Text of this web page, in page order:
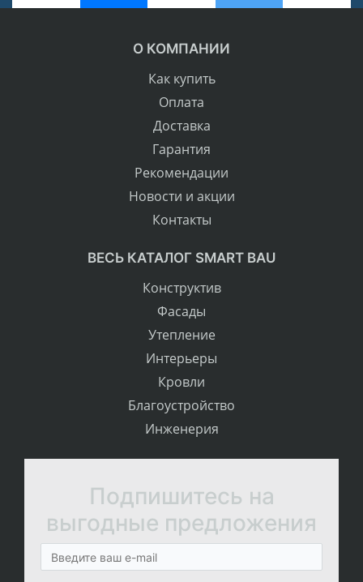
О КОМПАНИИ
Как купить
Оплата
Доставка
Гарантия
Рекомендации
Новости и акции
Контакты
ВЕСЬ КАТАЛОГ SMART BAU
Конструктив
Фасады
Утепление
Интерьеры
Кровли
Благоустройство
Инженерия
Подпишитесь на
выгодные предложения